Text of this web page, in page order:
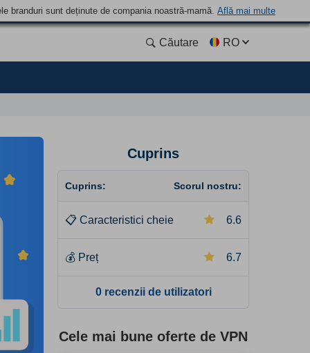
branduri sunt deținute de compania noastră-mamă. Află mai multe
Căutare RO
Cuprins
Cuprins: Scorul nostru:
📋 Caracteristici cheie 6.6
💰 Preț 6.7
0 recenzii de utilizatori
Cele mai bune oferte de VPN